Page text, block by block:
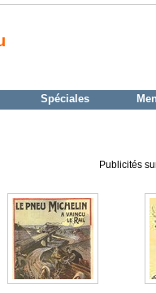
Spéciales
Publicités